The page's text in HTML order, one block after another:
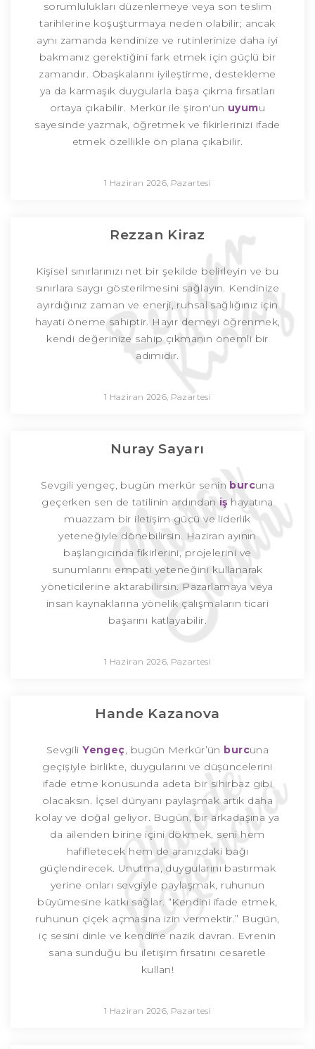
sorumlulukları düzenlemeye veya son teslim
tarihlerine koşuşturmaya neden olabilir; ancak
aynı zamanda kendinize ve rutinlerinize daha iyi
bakmanız gerektiğini fark etmek için güçlü bir
zamandır. Öbaşkalarını iyileştirme, destekleme
ya da karmaşık duygularla başa çıkma fırsatları
ortaya çıkabilir. Merkür ile şiron'un uyumu
sayesinde yazmak, öğretmek ve fikirlerinizi ifade
etmek özellikle ön plana çıkabilir.
1 Haziran 2026, Pazartesi
Rezzan Kiraz
Kişisel sınırlarınızı net bir şekilde belirleyin ve bu
sınırlara saygı gösterilmesini sağlayın. Kendinize
ayırdığınız zaman ve enerji, ruhsal sağlığınız için
hayati öneme sahiptir. Hayır demeyi öğrenmek,
kendi değerinize sahip çıkmanın önemli bir
adımıdır.
1 Haziran 2026, Pazartesi
Nuray Sayarı
Sevgili yengeç, bugün merkür senin burcuna
geçerken sen de tatilinin ardından iş hayatına
muazzam bir iletişim gücü ve liderlik
yeteneğiyle dönebilirsin. Haziran ayının
başlangıcında fikirlerini, projelerini ve
sunumlarını empati yeteneğini kullanarak
yöneticilerine aktarabilirsin. Pazarlamaya veya
insan kaynaklarına yönelik çalışmaların ticari
başarını katlayabilir.
1 Haziran 2026, Pazartesi
Hande Kazanova
SevgiliYengeç, bugün Merkür’ün burcuna
geçişiyle birlikte, duygularını ve düşüncelerini
ifade etme konusunda adeta bir sihirbaz gibi
olacaksın. İçsel dünyanı paylaşmak artık daha
kolay ve doğal geliyor. Bugün, bir arkadaşına ya
da ailenden birine içini dökmek, seni hem
hafifletecek hem de aranızdaki bağı
güçlendirecek. Unutma, duygularını bastırmak
yerine onları sevgiyle paylaşmak, ruhunun
büyümesine katkı sağlar. “Kendini ifade etmek,
ruhunun çiçek açmasına izin vermektir.” Bugün,
iç sesini dinle ve kendine nazik davran. Evrenin
sana sunduğu bu iletişim fırsatını cesaretle
kullan!
1 Haziran 2026, Pazartesi